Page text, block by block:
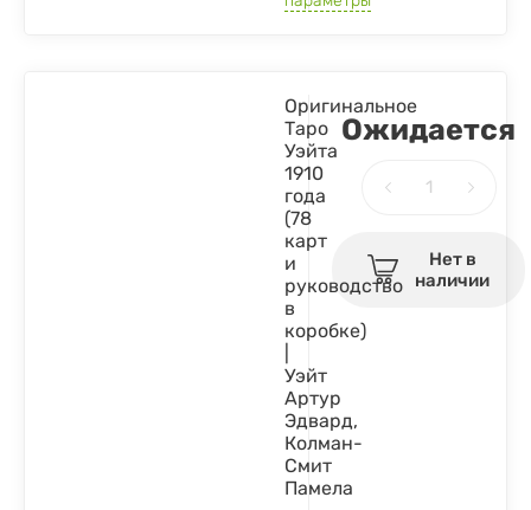
Оригинальное
Таро
Уэйта
1910
года
(78
карт
и
руководство
в
коробке)
Уэйт
Артур
Эдвард,
Колман-
Смит
Памела
Ожидается
Нет в
наличии